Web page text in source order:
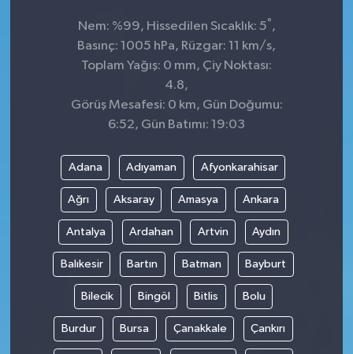
Nem: %99, Hissedilen Sıcaklık: 5° ,
Basınç: 1005 hPa, Rüzgar: 11 km/s,
Toplam Yağış: 0 mm, Çiy Noktası:
4.8,
Görüş Mesafesi: 0 km, Gün Doğumu:
6:52, Gün Batımı: 19:03
Adana Adıyaman Afyonkarahisar
Ağrı Aksaray Amasya Ankara
Antalya Ardahan Artvin Aydın
Balıkesir Bartın Batman Bayburt
Bilecik Bingöl Bitlis Bolu
Burdur Bursa Çanakkale Çankırı